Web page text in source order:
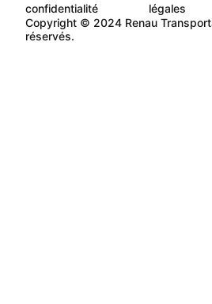
Copyright © 2024 Renau
réservés.
confidentialité
légales